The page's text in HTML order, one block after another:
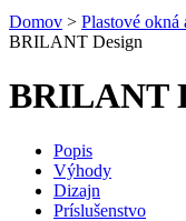
Domov > Plastové okná
BRILANT Design
BRILANT
Popis
Výhody
Dizajn
Príslušenstvo